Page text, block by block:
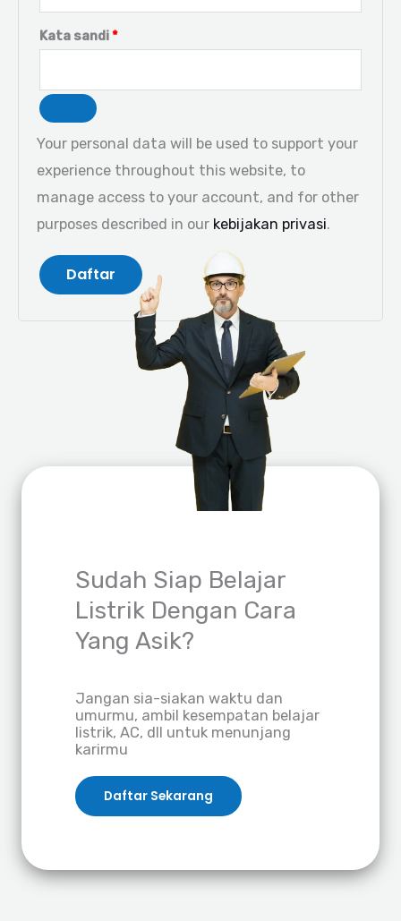
Kata sandi*
Your personal data will be used to support your
experience throughout this website, to
manage access to your account, and for other
purposes described in our kebijakan privasi.
Daftar
Sudah Siap Belajar
Listrik Dengan Cara
Yang Asik?
Jangan sia-siakan waktu dan
umurmu, ambil kesempatan belajar
listrik, AC, dll untuk menunjang
karirmu
Daftar Sekarang